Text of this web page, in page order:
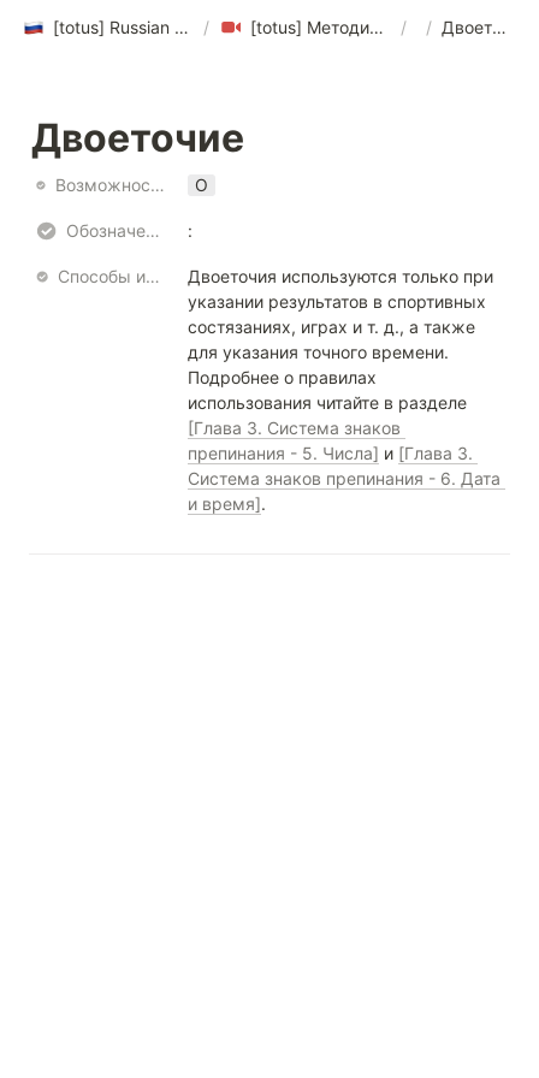
[totus] Russian Video Translation Style Guide / [totus] Методическое пособие по переводу видео на русский язык ver 1.0 / / Двоеточие
Двоеточие
Возможность использования O
Обозначение :
Способы использования
Двоеточия используются только при
указании результатов в спортивных
состязаниях, играх и т. д., а также
для указания точного времени.
Подробнее о правилах
[Глава 3. Система знаков
препинания - 5. Числа] и [Глава 3.
Система знаков препинания - 6. Дата
и время].